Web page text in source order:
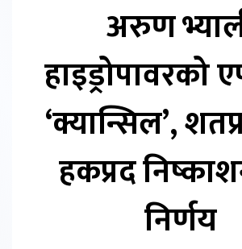
अरुण
‘क्यान्सिल’,
हकप्रद
निर्णय